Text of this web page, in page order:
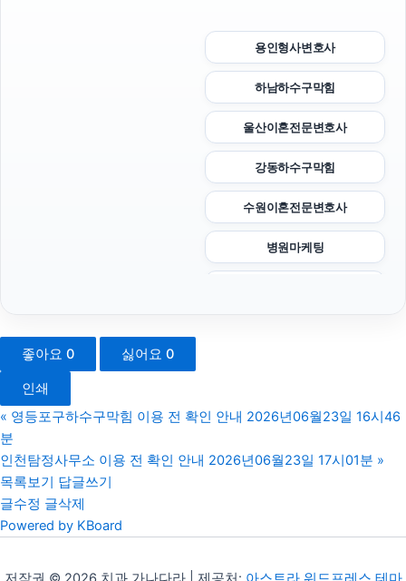
용인형사변호사
하남하수구막힘
울산이혼전문변호사
강동하수구막힘
수원이혼전문변호사
병원마케팅
좋아요 0 싫어요 0
인쇄
« 영등포구하수구막힘 이용 전 확인 안내 2026년06월23일 16시46
분
인천탐정사무소 이용 전 확인 안내 2026년06월23일 17시01분 »
목록보기 답글쓰기
글수정 글삭제
Powered by KBoard